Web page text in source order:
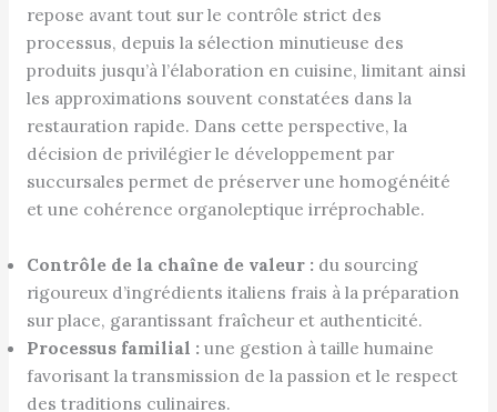
repose avant tout sur le contrôle strict des
processus, depuis la sélection minutieuse des
produits jusqu’à l’élaboration en cuisine, limitant ainsi
les approximations souvent constatées dans la
restauration rapide. Dans cette perspective, la
décision de privilégier le développement par
succursales permet de préserver une homogénéité
et une cohérence organoleptique irréprochable.
Contrôle de la chaîne de valeur : du sourcing
rigoureux d’ingrédients italiens frais à la préparation
sur place, garantissant fraîcheur et authenticité.
Processus familial : une gestion à taille humaine
favorisant la transmission de la passion et le respect
des traditions culinaires.